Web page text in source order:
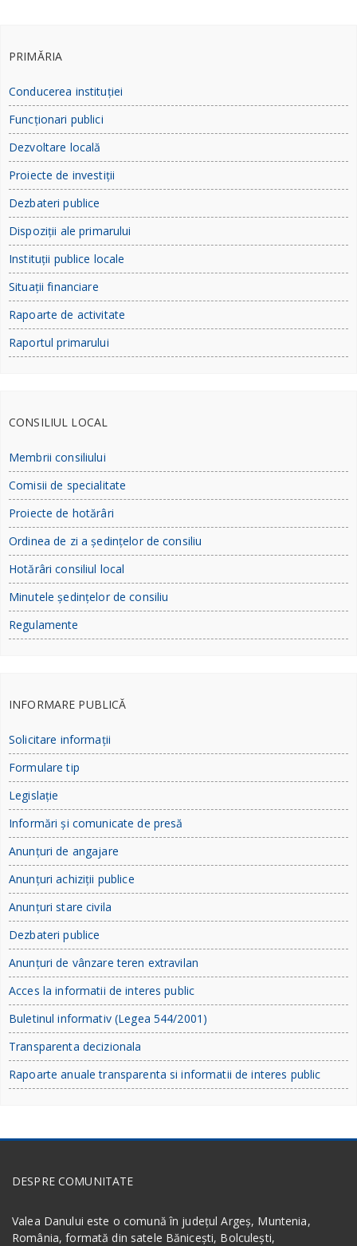
PRIMĂRIA
Conducerea instituției
Funcționari publici
Dezvoltare locală
Proiecte de investiții
Dezbateri publice
Dispoziții ale primarului
Instituții publice locale
Situații financiare
Rapoarte de activitate
Raportul primarului
CONSILIUL LOCAL
Membrii consiliului
Comisii de specialitate
Proiecte de hotărâri
Ordinea de zi a ședințelor de consiliu
Hotărâri consiliul local
Minutele ședințelor de consiliu
Regulamente
INFORMARE PUBLICĂ
Solicitare informații
Formulare tip
Legislație
Informări și comunicate de presă
Anunțuri de angajare
Anunțuri achiziții publice
Anunțuri stare civila
Dezbateri publice
Anunțuri de vânzare teren extravilan
Acces la informatii de interes public
Buletinul informativ (Legea 544/2001)
Transparenta decizionala
Rapoarte anuale transparenta si informatii de interes public
DESPRE COMUNITATE
Valea Danului este o comună în județul Argeș, Muntenia,
România, formată din satele Bănicești, Bolculești,